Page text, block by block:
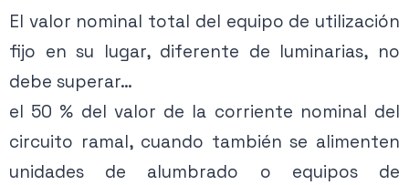
Ver planes →
El valor nominal total del equipo de utilización
fijo en su lugar, diferente de luminarias, no
debe superar…
el 50 % del valor de la corriente nominal del
circuito ramal, cuando también se alimenten
unidades de alumbrado o equipos de